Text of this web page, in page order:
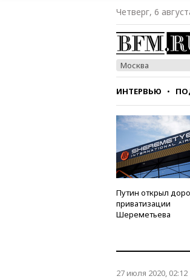
Четверг, 6
Москва
ИНТЕРВЬЮ
СТИЛЬ ТЕСТЫ
Путин открыл
приватизации
Шереметьева
27 июля 2020, 02:12